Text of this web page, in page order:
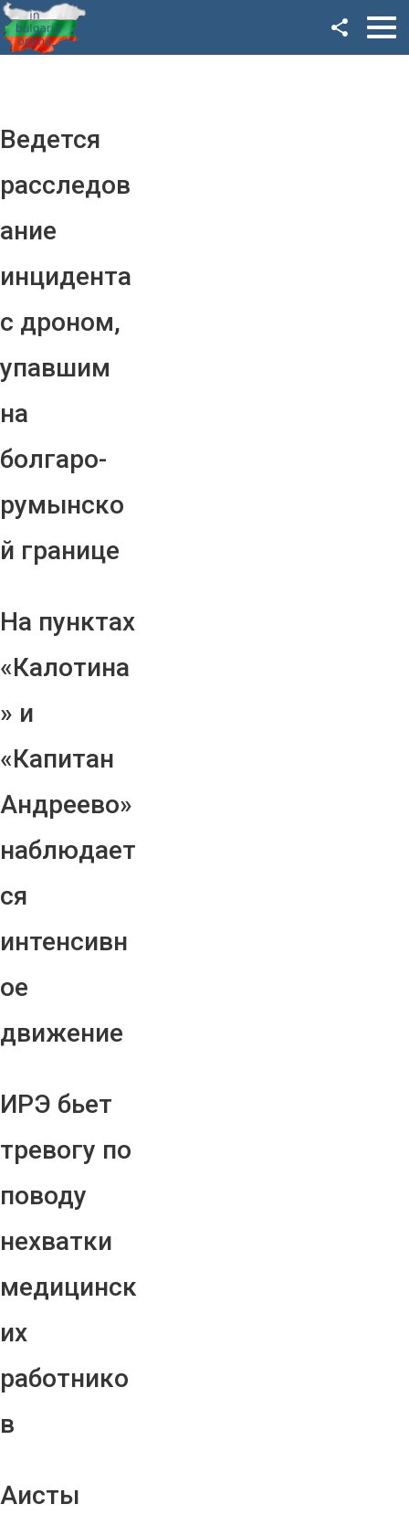
Ведется
расследов
ание
инцидента
с дроном,
упавшим
на
болгаро-
румынско
й границе
На пунктах
«Калотина
» и
«Капитан
Андреево»
наблюдает
ся
интенсивн
ое
движение
ИРЭ бьет
тревогу по
поводу
нехватки
медицинск
их
работнико
в
Аисты